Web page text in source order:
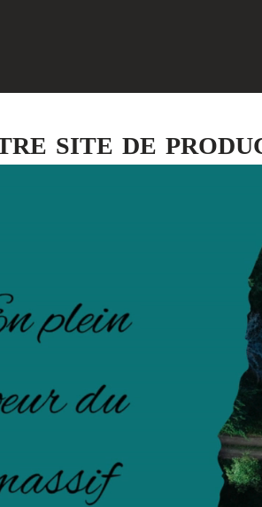
site de